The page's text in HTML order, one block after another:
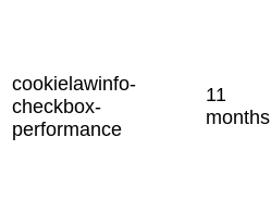
cookielawinfo-
checkbox-
performance
11
months